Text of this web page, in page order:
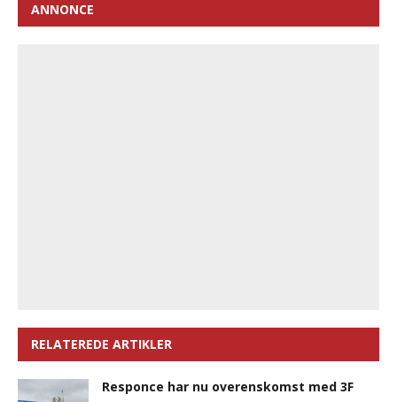
ANNONCE
RELATEREDE ARTIKLER
Responce har nu overenskomst med 3F